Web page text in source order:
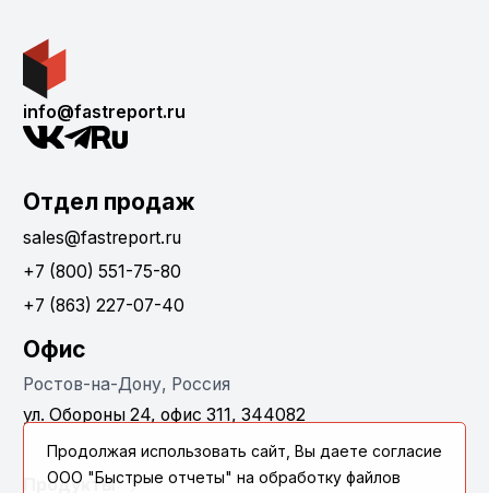
info@fastreport.ru
Отдел продаж
sales@fastreport.ru
+7 (800) 551-75-80
+7 (863) 227-07-40
Офис
Ростов-на-Дону, Россия
ул. Обороны 24, офис 311, 344082
Продукты
Продолжая использовать сайт, Вы даете согласие
ООО "Быстрые отчеты" на обработку файлов